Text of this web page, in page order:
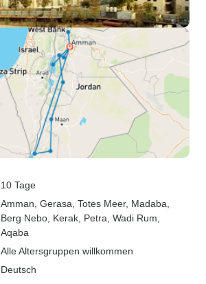
10 Tage
Amman , Gerasa , Totes Meer, Madaba
Berg Nebo , Kerak , Petra , Wadi Rum
Aqaba
Alle Altersgruppen willkommen
Deutsch